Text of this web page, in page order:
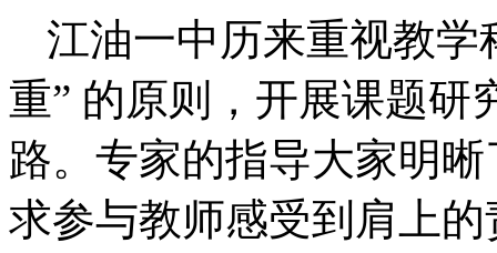
江油一中历来重视教学
重” 的原则，开展课题研
路。专家的指导大家明
求参与教师感受到肩上